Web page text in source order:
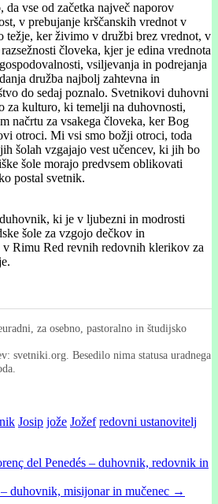
vse od začetka največ naporov
v prebujanje krščanskih vrednot v
težje, ker živimo v družbi brez vrednot, v
človeka, kjer je edina vrednota
vsiljevanja in podrejanja
družba najbolj zahtevna in
do sedaj poznalo. Svetnikovi duhovni
za kulturo, ki temelji na duhovnosti,
načrtu za vsakega človeka, ker Bog
otroci. Mi vsi smo božji otroci, toda
šolah vzgajajo vest učencev, ki jih bo
šole morajo predvsem oblikovati
postal svetnik.
ki je v ljubezni in modrosti
šole za vzgojo dečkov in
Rimu Red revnih redovnih klerikov za
za osebno, pastoralno in študijsko
svetniki.org. Besedilo nima statusa uradnega
Josip jože Jožef redovni ustanovitelj
del Penedés – duhovnik, redovnik in
duhovnik, misijonar in mučenec →